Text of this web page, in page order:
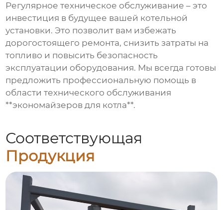
Регулярное техническое обслуживание – это
инвестиция в будущее вашей котельной
установки. Это позволит вам избежать
дорогостоящего ремонта, снизить затраты на
топливо и повысить безопасность
эксплуатации оборудования. Мы всегда готовы
предложить профессиональную помощь в
области технического обслуживания
**экономайзеров для котла**.
Соответствующая
Продукция